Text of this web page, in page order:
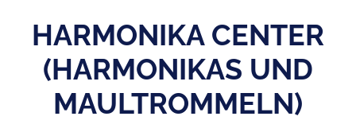
HARMONIKA CENTER
(HARMONIKAS UND
MAULTROMMELN)